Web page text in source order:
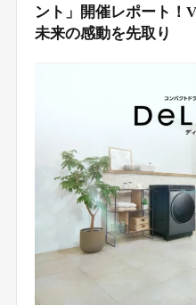
ント」開催レポート！
未来の感動を先取り